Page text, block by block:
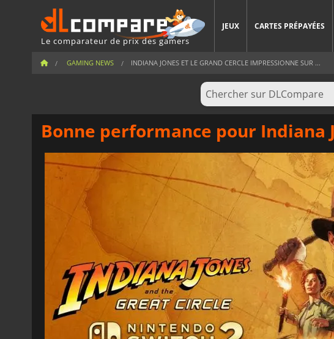
Le comparateur de prix des gamers
JEUX CARTES PRÉPAYÉES
GAMING NEWS INDIANA JONES ET LE GRAND CERCLE IMPRESSIONNE SUR ...
Bonne performance pour Indiana